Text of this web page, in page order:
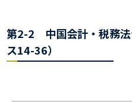
第2-2 中国会計・税務法
ス14-36）